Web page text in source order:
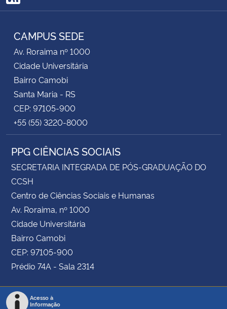
RSS
CAMPUS SEDE
Av. Roraima nº 1000
Cidade Universitária
Bairro Camobi
Santa Maria - RS
CEP: 97105-900
+55 (55) 3220-8000
PPG CIÊNCIAS SOCIAIS
SECRETARIA INTEGRADA DE PÓS-GRADUAÇÃO DO
CCSH
Centro de Ciências Sociais e Humanas
Av. Roraima, nº 1000
Cidade Universitária
Bairro Camobi
CEP: 97105-900
Prédio 74A - Sala 2314
Acesso à
Informação